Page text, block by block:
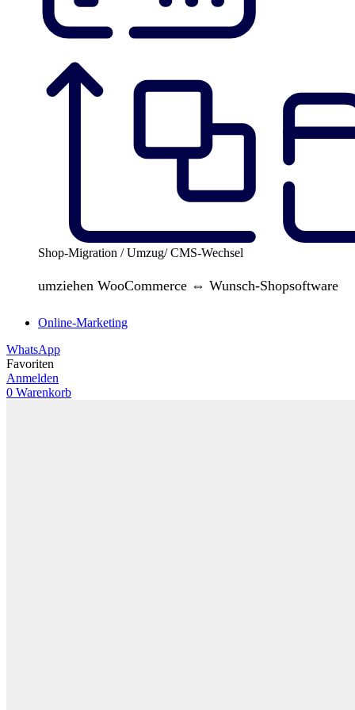
Shop-Migration / Umzug/ CMS-Wechsel
umziehen WooCommerce ⇔ Wunsch-Shopsoftware
Online-Marketing
WhatsApp
Favoriten
Anmelden
0 Warenkorb